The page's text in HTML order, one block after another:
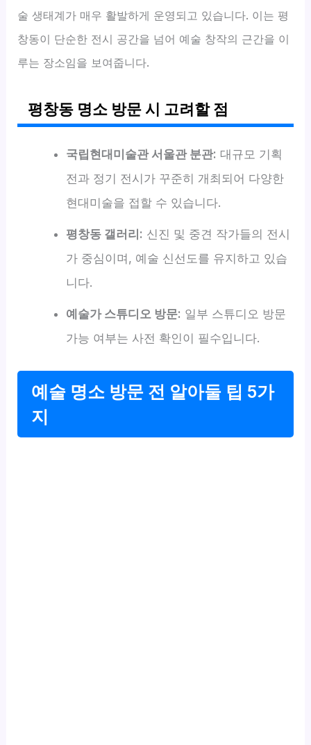
술 생태계가 매우 활발하게 운영되고 있습니다. 이는 평
창동이 단순한 전시 공간을 넘어 예술 창작의 근간을 이
루는 장소임을 보여줍니다.
평창동 명소 방문 시 고려할 점
국립현대미술관 서울관 분관: 대규모 기획
전과 정기 전시가 꾸준히 개최되어 다양한
현대미술을 접할 수 있습니다.
평창동 갤러리: 신진 및 중견 작가들의 전시
가 중심이며, 예술 신선도를 유지하고 있습
니다.
예술가 스튜디오 방문: 일부 스튜디오 방문
가능 여부는 사전 확인이 필수입니다.
예술 명소 방문 전 알아둘 팁 5가
지